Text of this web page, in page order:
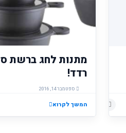
מתנות לחג ברשת
רדד!
ספטמבר 14, 2016
המשך לקרוא